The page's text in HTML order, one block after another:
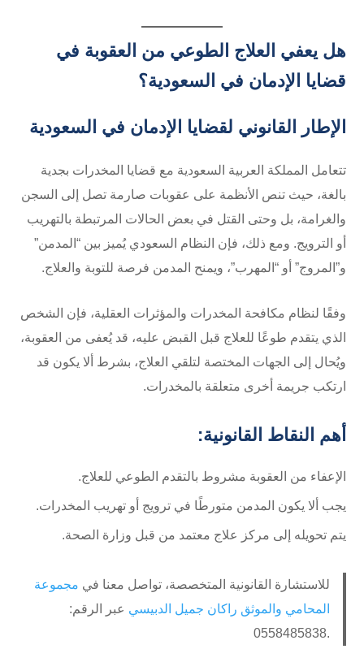
هل يعفي العلاج الطوعي من العقوبة في
قضايا الإدمان في السعودية؟
الإطار القانوني لقضايا الإدمان في السعودية
تتعامل المملكة العربية السعودية مع قضايا المخدرات بجدية
بالغة، حيث تنص الأنظمة على عقوبات صارمة تصل إلى السجن
والغرامة، بل وحتى القتل في بعض الحالات المرتبطة بالتهريب
أو الترويج. ومع ذلك، فإن النظام السعودي يُميز بين “المدمن”
و”المروج” أو “المهرب”، ويمنح المدمن فرصة للتوبة والعلاج.
وفقًا لنظام مكافحة المخدرات والمؤثرات العقلية، فإن الشخص
الذي يتقدم طوعًا للعلاج قبل القبض عليه، قد يُعفى من العقوبة،
ويُحال إلى الجهات المختصة لتلقي العلاج، بشرط ألا يكون قد
ارتكب جريمة أخرى متعلقة بالمخدرات.
أهم النقاط القانونية:
الإعفاء من العقوبة مشروط بالتقدم الطوعي للعلاج.
يجب ألا يكون المدمن متورطًا في ترويج أو تهريب المخدرات.
يتم تحويله إلى مركز علاج معتمد من قبل وزارة الصحة.
للاستشارة القانونية المتخصصة، تواصل معنا في مجموعة
المحامي والموثق راكان جميل الدبيسي عبر الرقم: